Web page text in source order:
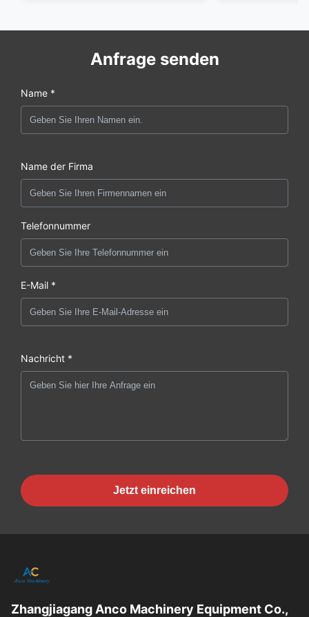
Anfrage senden
Name *
Name der Firma
Telefonnummer
E-Mail *
Nachricht *
Jetzt einreichen
Zhangjiagang Anco Machinery Equipment Co.,